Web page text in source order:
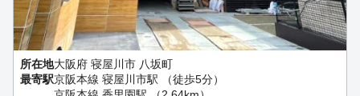
所在地大阪府 寝屋川市 八坂町
最寄駅京阪本線 寝屋川市駅 （徒歩5分）